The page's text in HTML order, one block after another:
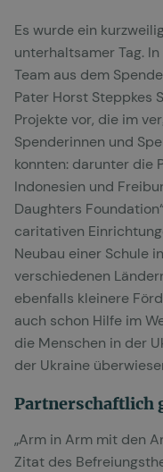
Es wurde ein
unterhaltsamer Tag.
Team aus dem
Pater Horst Steppkes
Projekte vor, die im
Spenderinnen und
konnten: darunter die
Indonesien und
Daughters
caritativen
Neubau einer Schule
verschiedenen
ebenfalls kleinere
auch schon Hilfe im
die Menschen in der
der Ukraine
Partnerschaftlich
„Arm in Arm mit den
Zitat des